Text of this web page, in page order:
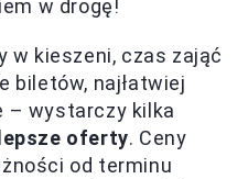
w drogę!
w kieszeni, czas zająć
biletów, najłatwiej
– wystarczy kilka
oferty. Ceny
od terminu